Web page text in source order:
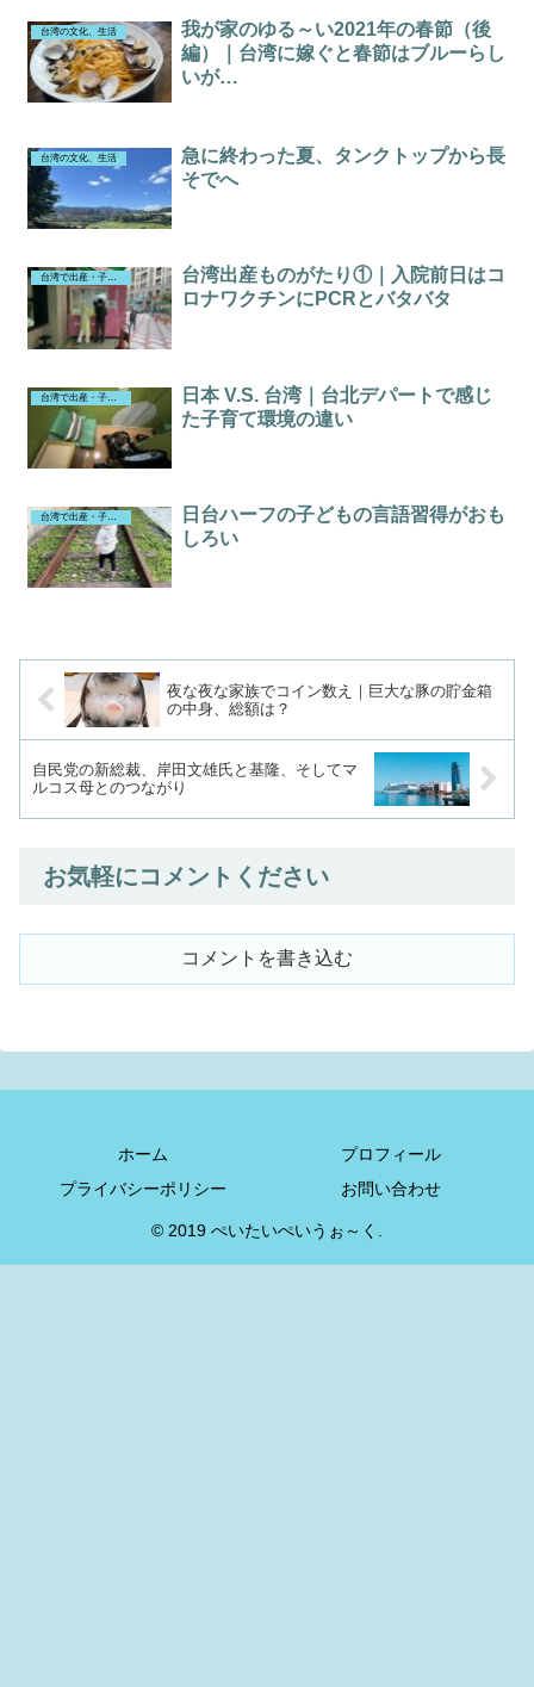
台湾の文化、生活
我が家のゆる～い2021年の春節（後
編）｜台湾に嫁ぐと春節はブルーらし
いが…
台湾の文化、生活
急に終わった夏、タンクトップから長
そでへ
台湾で出産・子育て（43歳で出産）
台湾出産ものがたり①｜入院前日はコ
ロナワクチンにPCRとバタバタ
台湾で出産・子育て（43歳で出産）
日本 V.S. 台湾｜台北デパートで感じ
た子育て環境の違い
台湾で出産・子育て（43歳で出産）
日台ハーフの子どもの言語習得がおも
しろい
夜な夜な家族でコイン数え｜巨大な豚の貯金箱
の中身、総額は？
自民党の新総裁、岸田文雄氏と基隆、そしてマ
ルコス母とのつながり
お気軽にコメントください
コメントを書き込む
ホーム
プロフィール
プライバシーポリシー
お問い合わせ
© 2019 ぺいたいぺいうぉ～く.